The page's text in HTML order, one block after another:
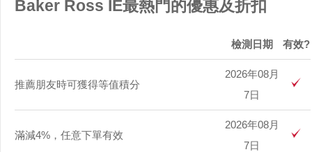
Baker Ross IE最熱門的優惠及折扣
檢測日期 有效?
推薦朋友時可獲得等值積分
2026年08月
7日
滿減4%，任意下單有效
2026年08月
7日